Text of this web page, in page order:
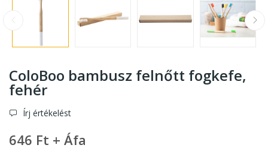
ColoBoo bambusz felnőtt fogkefe,
fehér
Írj értékelést
646 Ft + Áfa